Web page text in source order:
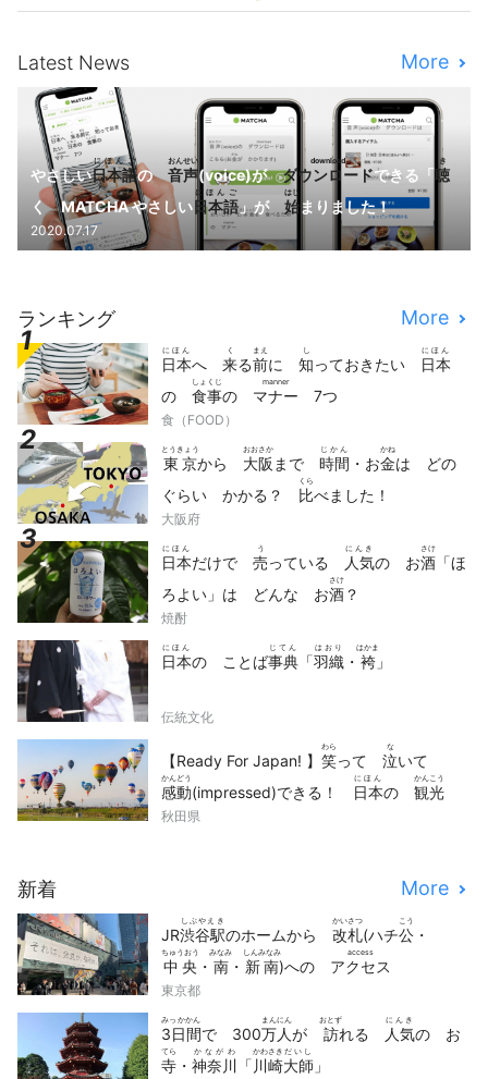
Latest News More
やさしい日本語
にほんご
の 音声
おんせい
(voice)がダウンロード
download
できる「聴
き
く MATCHA やさしい日本語
にほんご
」が 始
はじ
まりました！
2020.07.17
ランキング More
日本
にほん
へ 来
く
る前
まえ
に 知
し
っておきたい 日本
にほん
の 食事
しょくじ
の マナー
manner
7つ
食（FOOD）
東京
とうきょう
から 大阪
おおさか
まで 時間
じかん
・お金
かね
は どの
ぐらい かかる？ 比
くら
べました！
大阪府
日本
にほん
だけで 売
う
っている 人気
にんき
の お酒
さけ
「ほ
ろよい」は どんな お酒
さけ
？
焼酎
日本
にほん
の ことば事典
じてん
「羽織
はおり
・ 袴
はかま
」
伝統文化
【Ready For Japan! 】 笑
わら
って 泣
な
いて
感動
かんどう
(impressed)できる！ 日本
にほん
の 観光
かんこう
動画
どうが
10
秋田県
新着 More
JR渋谷駅
しぶやえき
のホームから 改札
かいさつ
(ハチ公
こう
・
中央
ちゅうおう
・ 南
みなみ
・ 新南
しんみなみ
)への アクセス
access
東京都
3日間
みっかかん
で 300万人
まんにん
が 訪
おとず
れる 人気
にんき
の お
寺
てら
・ 神奈川
かながわ
「 川崎
かわさき
大師
だいし
」